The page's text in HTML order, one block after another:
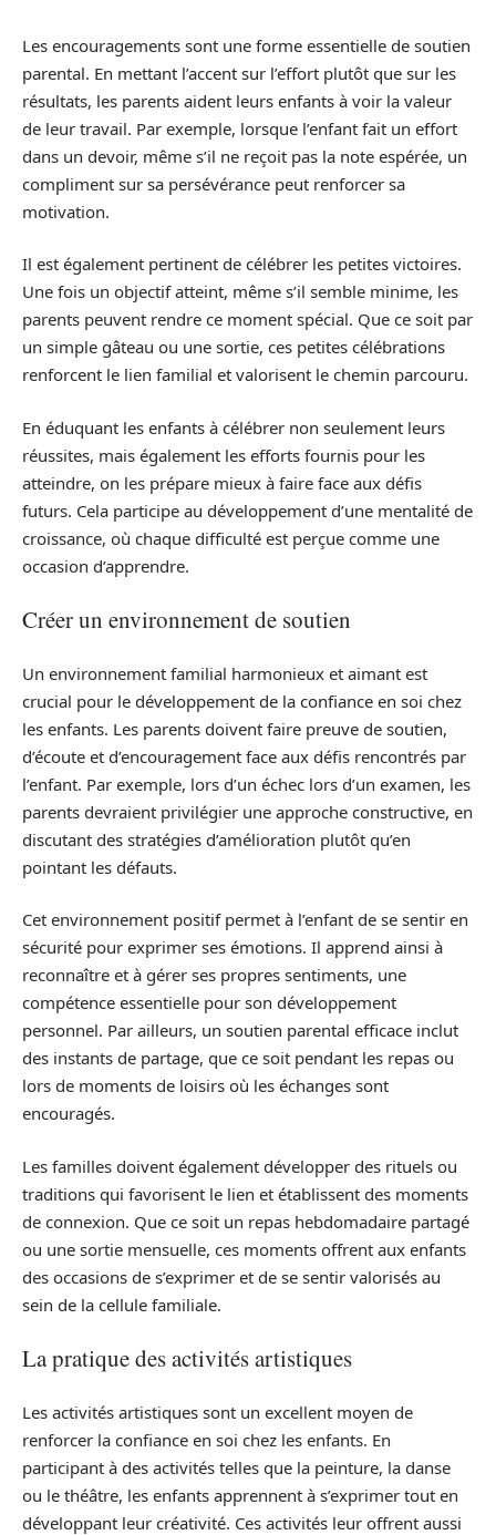
Les encouragements sont une forme essentielle de soutien
parental. En mettant l’accent sur l’effort plutôt que sur les
résultats, les parents aident leurs enfants à voir la valeur
de leur travail. Par exemple, lorsque l’enfant fait un effort
dans un devoir, même s’il ne reçoit pas la note espérée, un
compliment sur sa persévérance peut renforcer sa
motivation.
Il est également pertinent de célébrer les petites victoires.
Une fois un objectif atteint, même s’il semble minime, les
parents peuvent rendre ce moment spécial. Que ce soit par
un simple gâteau ou une sortie, ces petites célébrations
renforcent le lien familial et valorisent le chemin parcouru.
En éduquant les enfants à célébrer non seulement leurs
réussites, mais également les efforts fournis pour les
atteindre, on les prépare mieux à faire face aux défis
futurs. Cela participe au développement d’une mentalité de
croissance, où chaque difficulté est perçue comme une
occasion d’apprendre.
Créer un environnement de soutien
Un environnement familial harmonieux et aimant est
crucial pour le développement de la confiance en soi chez
les enfants. Les parents doivent faire preuve de soutien,
d’écoute et d’encouragement face aux défis rencontrés par
l’enfant. Par exemple, lors d’un échec lors d’un examen, les
parents devraient privilégier une approche constructive, en
discutant des stratégies d’amélioration plutôt qu’en
pointant les défauts.
Cet environnement positif permet à l’enfant de se sentir en
sécurité pour exprimer ses émotions. Il apprend ainsi à
reconnaître et à gérer ses propres sentiments, une
compétence essentielle pour son développement
personnel. Par ailleurs, un soutien parental efficace inclut
des instants de partage, que ce soit pendant les repas ou
lors de moments de loisirs où les échanges sont
encouragés.
Les familles doivent également développer des rituels ou
traditions qui favorisent le lien et établissent des moments
de connexion. Que ce soit un repas hebdomadaire partagé
ou une sortie mensuelle, ces moments offrent aux enfants
des occasions de s’exprimer et de se sentir valorisés au
sein de la cellule familiale.
La pratique des activités artistiques
Les activités artistiques sont un excellent moyen de
renforcer la confiance en soi chez les enfants. En
participant à des activités telles que la peinture, la danse
ou le théâtre, les enfants apprennent à s’exprimer tout en
développant leur créativité. Ces activités leur offrent aussi